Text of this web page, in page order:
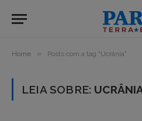
Home » Posts com a tag "Ucrânia"
LEIA SOBRE: